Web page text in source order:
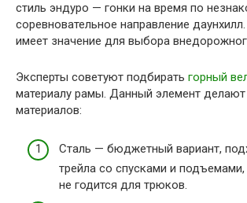
стиль эндуро — гонки на время по
соревновательное направление
имеет значение для выбора
Эксперты советуют подбирать горный
материалу рамы. Данный элемент делают
материалов:
Сталь — бюджетный вариант,
трейла со спусками и
не годится для трюков.